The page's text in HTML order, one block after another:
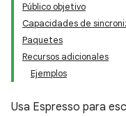
Público objetivo
Capacidades de
Paquetes
Recursos adicionales
Ejemplos
Usa Espresso para